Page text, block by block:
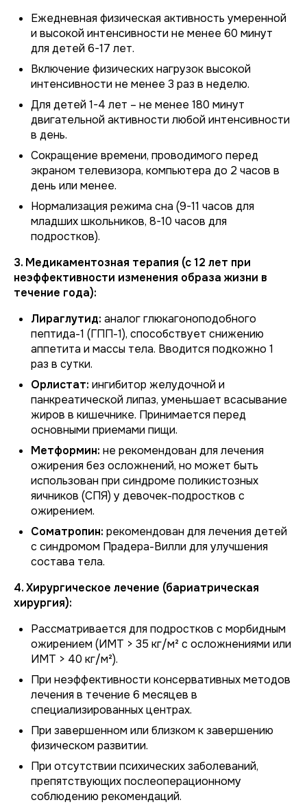
Ежедневная физическая активность умеренной
и высокой интенсивности не менее 60 минут
для детей 6-17 лет.
Включение физических нагрузок высокой
интенсивности не менее 3 раз в неделю.
Для детей 1-4 лет – не менее 180 минут
двигательной активности любой интенсивности
в день.
Сокращение времени, проводимого перед
экраном телевизора, компьютера до 2 часов в
день или менее.
Нормализация режима сна (9-11 часов для
младших школьников, 8-10 часов для
подростков).
3. Медикаментозная терапия (с 12 лет при
неэффективности изменения образа жизни в
течение года):
Лираглутид: аналог глюкагоноподобного
пептида-1 (ГПП-1), способствует снижению
аппетита и массы тела. Вводится подкожно 1
раз в сутки.
Орлистат: ингибитор желудочной и
панкреатической липаз, уменьшает всасывание
жиров в кишечнике. Принимается перед
основными приемами пищи.
Метформин: не рекомендован для лечения
ожирения без осложнений, но может быть
использован при синдроме поликистозных
яичников (СПЯ) у девочек-подростков с
ожирением.
Соматропин: рекомендован для лечения детей
с синдромом Прадера-Вилли для улучшения
состава тела.
4. Хирургическое лечение (бариатрическая
хирургия):
Рассматривается для подростков с морбидным
ожирением (ИМТ > 35 кг/м² с осложнениями или
ИМТ > 40 кг/м²).
При неэффективности консервативных методов
лечения в течение 6 месяцев в
специализированных центрах.
При завершенном или близком к завершению
физическом развитии.
При отсутствии психических заболеваний,
препятствующих послеоперационному
соблюдению рекомендаций.